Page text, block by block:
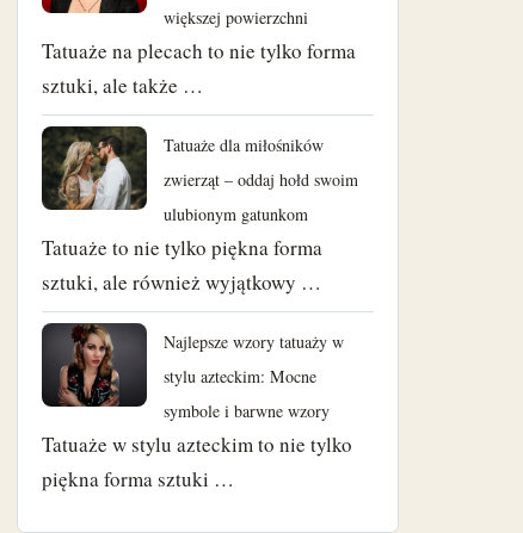
większej powierzchni
Tatuaże na plecach to nie tylko forma
sztuki, ale także …
Tatuaże dla miłośników
zwierząt – oddaj hołd swoim
ulubionym gatunkom
Tatuaże to nie tylko piękna forma
sztuki, ale również wyjątkowy …
Najlepsze wzory tatuaży w
stylu azteckim: Mocne
symbole i barwne wzory
Tatuaże w stylu azteckim to nie tylko
piękna forma sztuki …